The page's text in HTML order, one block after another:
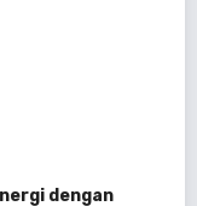
dengan